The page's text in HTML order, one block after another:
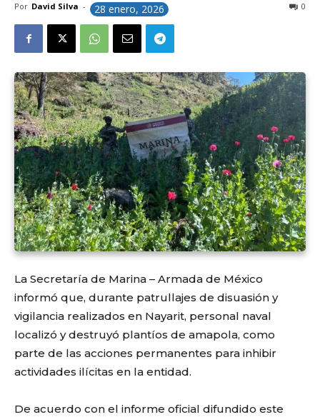
Por David Silva - 28 enero, 2026 0
La Secretaría de Marina – Armada de México
informó que, durante patrullajes de disuasión y
vigilancia realizados en Nayarit, personal naval
localizó y destruyó plantíos de amapola, como
parte de las acciones permanentes para inhibir
actividades ilícitas en la entidad.
De acuerdo con el informe oficial difundido este